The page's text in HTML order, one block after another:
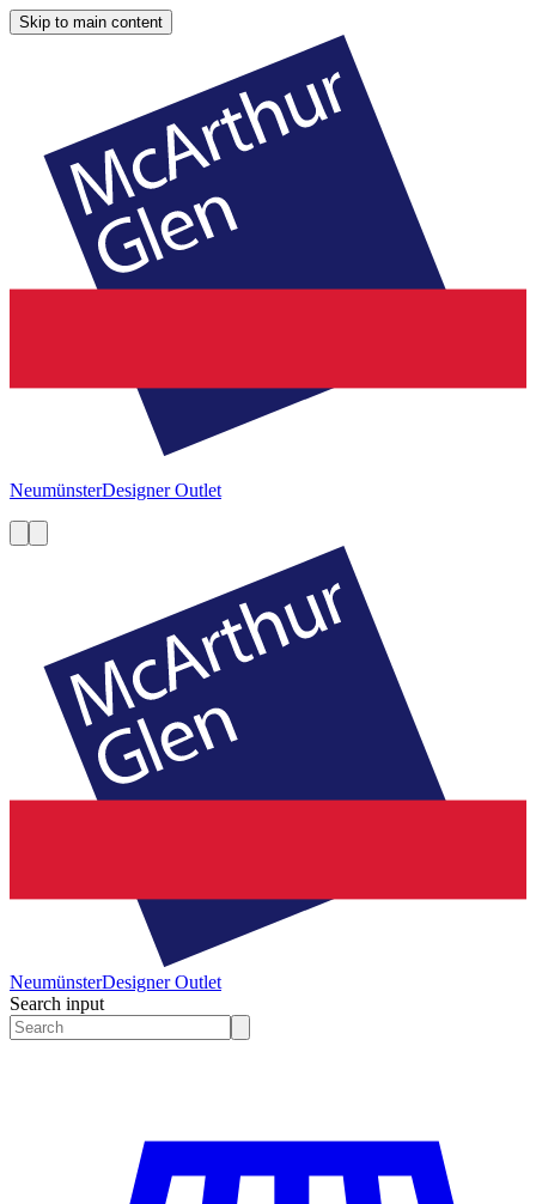
Skip to main content
NeumünsterDesigner Outlet
NeumünsterDesigner Outlet
Search input